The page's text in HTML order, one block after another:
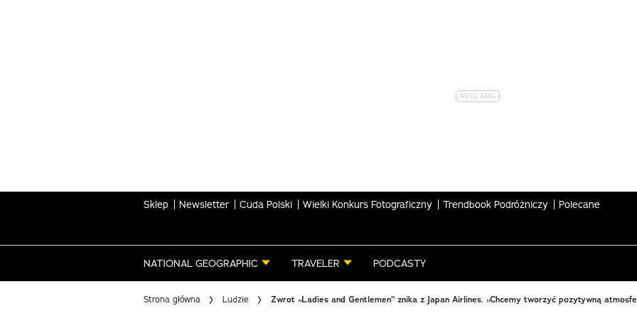
Sklep Newsletter Cuda Polski Wielki Konkurs Fotograficzny Trendbook Podróżniczy Polecane
NATIONAL GEOGRAPHIC TRAVELER PODCASTY
Strona główna Ludzie Zwrot „Ladies and Gentlemen” znika z Japan Airlines. „Chcemy tworzyć pozytywną